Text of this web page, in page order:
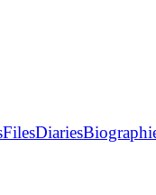
FilesDiaries